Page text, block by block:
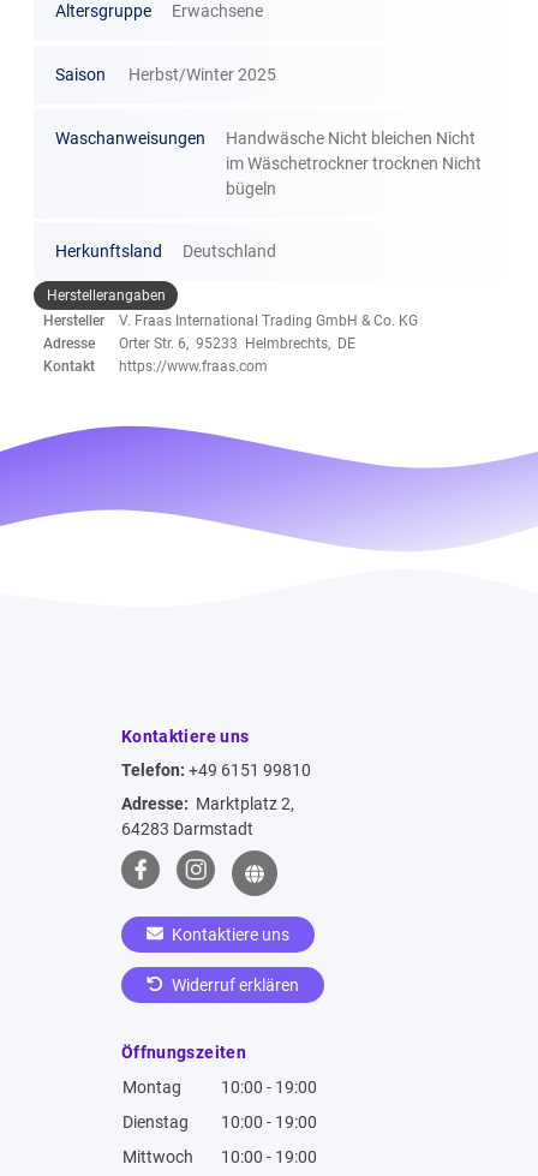
Altersgruppe Erwachsene
Saison Herbst/Winter 2025
Waschanweisungen
Handwäsche Nicht bleichen Nicht
im Wäschetrockner trocknen Nicht
bügeln
Herkunftsland Deutschland
Herstellerangaben
Hersteller
V. Fraas International Trading GmbH & Co. KG
Adresse
Orter Str. 6, 95233 Helmbrechts, DE
Kontakt
https://www.fraas.com
Kontaktiere uns
Telefon: +49 6151 99810
Adresse: Marktplatz 2,
64283 Darmstadt
Kontaktiere uns
Widerruf erklären
Öffnungszeiten
Montag
10:00 - 19:00
Dienstag
10:00 - 19:00
Mittwoch
10:00 - 19:00